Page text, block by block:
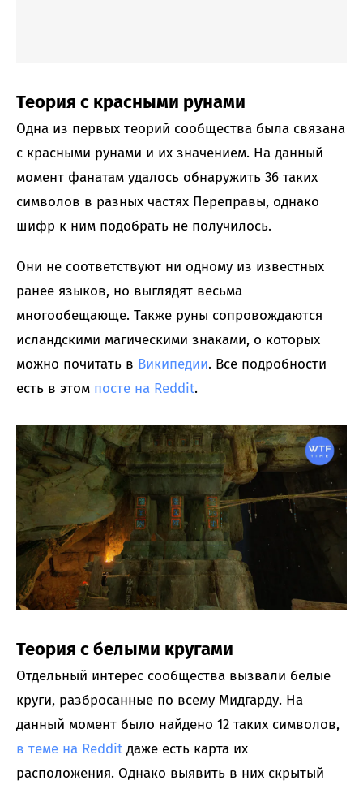
Теория с красными рунами
Одна из первых теорий сообщества была связана
с красными рунами и их значением. На данный
момент фанатам удалось обнаружить 36 таких
символов в разных частях Переправы, однако
шифр к ним подобрать не получилось.
Они не соответствуют ни одному из известных
ранее языков, но выглядят весьма
многообещающе. Также руны сопровождаются
исландскими магическими знаками, о которых
можно почитать в Википедии. Все подробности
есть в этом посте на Reddit.
Теория с белыми кругами
Отдельный интерес сообщества вызвали белые
круги, разбросанные по всему Мидгарду. На
данный момент было найдено 12 таких символов,
в теме на Reddit даже есть карта их
расположения. Однако выявить в них скрытый